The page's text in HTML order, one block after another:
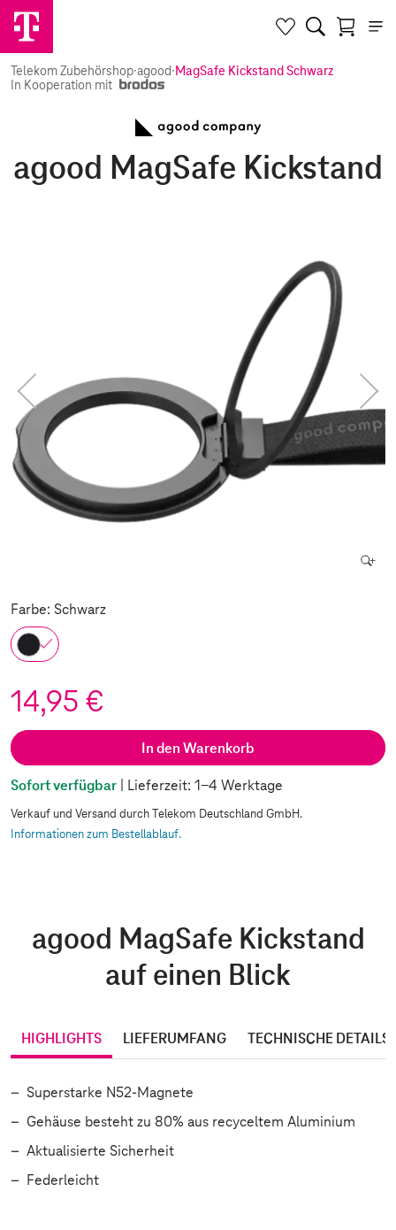
Telekom Zubehörshop·agood·MagSafe Kickstand Schwarz
In Kooperation mit
agood MagSafe Kickstand
Farbe: Schwarz
14,95 €
In den Warenkorb
Sofort verfügbar | Lieferzeit: 1-4 Werktage
Verkauf und Versand durch Telekom Deutschland GmbH.
Informationen zum Bestellablauf.
agood MagSafe Kickstand
auf einen Blick
HIGHLIGHTS LIEFERUMFANG TECHNISCHE DETAILS
Superstarke N52-Magnete
Gehäuse besteht zu 80% aus recyceltem Aluminium
Aktualisierte Sicherheit
Federleicht